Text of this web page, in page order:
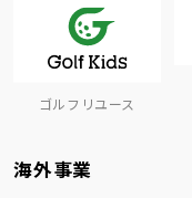
ゴルフリユース
海外事業